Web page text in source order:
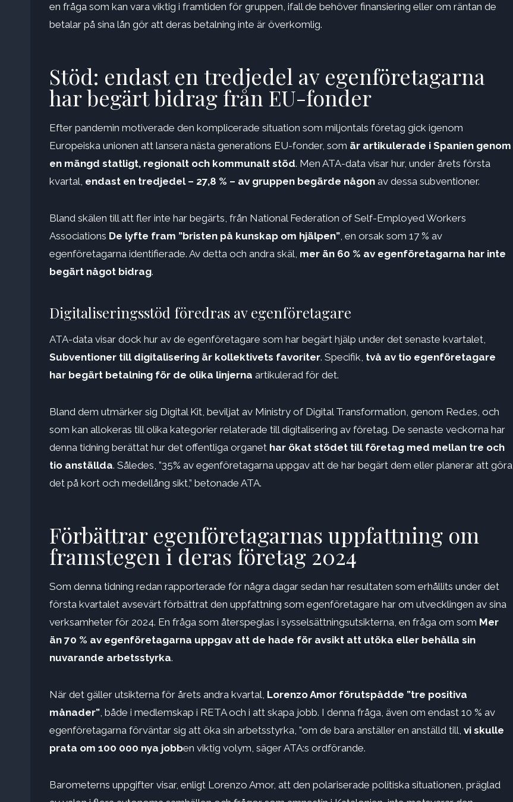
en fråga som kan vara viktig i framtiden för gruppen, ifall de behöver finansiering eller om räntan de
betalar på sina lån gör att deras betalning inte är överkomlig.
Stöd: endast en tredjedel av egenföretagarna
har begärt bidrag från EU-fonder
Efter pandemin motiverade den komplicerade situation som miljontals företag gick igenom
Europeiska unionen att lansera nästa generations EU-fonder, som är artikulerade i Spanien genom
en mängd statligt, regionalt och kommunalt stöd. Men ATA-data visar hur, under årets första
kvartal, endast en tredjedel – 27,8 % – av gruppen begärde någon av dessa subventioner.
Bland skälen till att fler inte har begärts, från National Federation of Self-Employed Workers
Associations De lyfte fram ”bristen på kunskap om hjälpen”, en orsak som 17 % av
egenföretagarna identifierade. Av detta och andra skäl, mer än 60 % av egenföretagarna har inte
begärt något bidrag.
Digitaliseringsstöd föredras av egenföretagare
ATA-data visar dock hur av de egenföretagare som har begärt hjälp under det senaste kvartalet,
Subventioner till digitalisering är kollektivets favoriter. Specifik, två av tio egenföretagare
har begärt betalning för de olika linjerna artikulerad för det.
Bland dem utmärker sig Digital Kit, beviljat av Ministry of Digital Transformation, genom Red.es, och
som kan allokeras till olika kategorier relaterade till digitalisering av företag. De senaste veckorna har
denna tidning berättat hur det offentliga organet har ökat stödet till företag med mellan tre och
tio anställda. Således, ”35% av egenföretagarna uppgav att de har begärt dem eller planerar att göra
det på kort och medellång sikt,” betonade ATA.
Förbättrar egenföretagarnas uppfattning om
framstegen i deras företag 2024
Som denna tidning redan rapporterade för några dagar sedan har resultaten som erhållits under det
första kvartalet avsevärt förbättrat den uppfattning som egenföretagare har om utvecklingen av sina
verksamheter för 2024. En fråga som återspeglas i sysselsättningsutsikterna, en fråga om som Mer
än 70 % av egenföretagarna uppgav att de hade för avsikt att utöka eller behålla sin
nuvarande arbetsstyrka.
När det gäller utsikterna för årets andra kvartal, Lorenzo Amor förutspådde ”tre positiva
månader”, både i medlemskap i RETA och i att skapa jobb. I denna fråga, även om endast 10 % av
egenföretagarna förväntar sig att öka sin arbetsstyrka, ”om de bara anställer en anställd till, vi skulle
prata om 100 000 nya jobben viktig volym, säger ATA:s ordförande.
Barometerns uppgifter visar, enligt Lorenzo Amor, att den polariserade politiska situationen, präglad